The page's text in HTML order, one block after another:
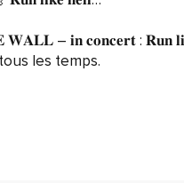
– 𝐢𝐧 𝐜𝐨𝐧𝐜𝐞𝐫𝐭 : 𝐑𝐮𝐧
les temps.